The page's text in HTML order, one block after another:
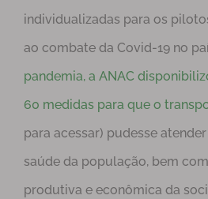
individualizadas para os
ao combate da Covid-19 no
pandemia, a ANAC
60 medidas para que o
para acessar) pudesse
saúde da população, bem
produtiva e econômica da